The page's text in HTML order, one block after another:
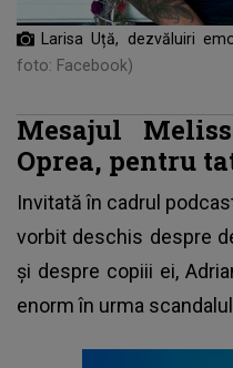
Larisa Uță, dezvăluiri
foto: Facebook)
Mesajul
Oprea, pentru
Invitată în cadrul
vorbit deschis despre
și despre copiii ei,
enorm în urma